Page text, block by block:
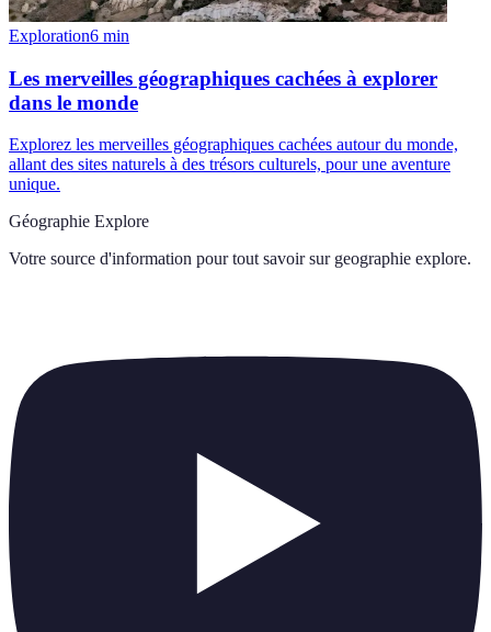
Exploration6 min
Les merveilles géographiques cachées à explorer
dans le monde
Explorez les merveilles géographiques cachées autour du monde,
allant des sites naturels à des trésors culturels, pour une aventure
unique.
Géographie Explore
Votre source d'information pour tout savoir sur geographie explore.